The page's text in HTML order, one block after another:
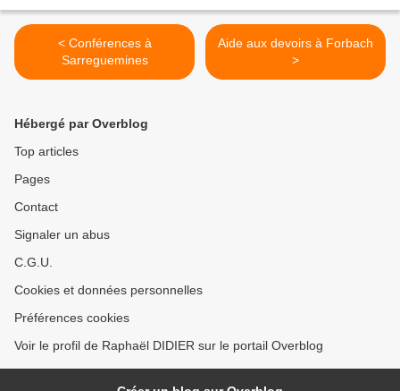
< Conférences à
Sarreguemines
Aide aux devoirs à Forbach
>
Hébergé par Overblog
Top articles
Pages
Contact
Signaler un abus
C.G.U.
Cookies et données personnelles
Préférences cookies
Voir le profil de Raphaël DIDIER sur le portail Overblog